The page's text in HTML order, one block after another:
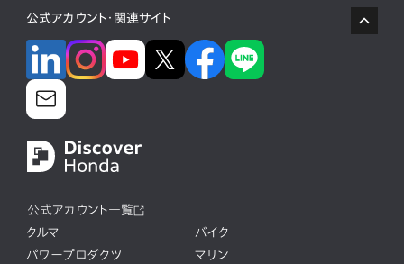
公式アカウント・関連サイト
公式アカウント一覧
クルマ
バイク
パワープロダクツ
マリン